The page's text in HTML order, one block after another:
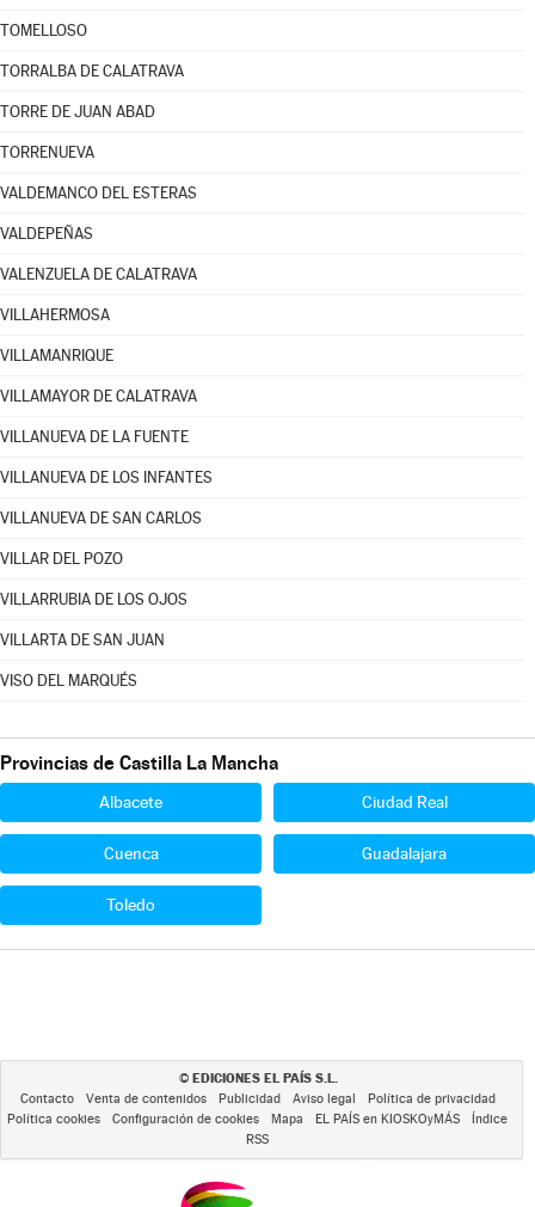
TOMELLOSO
TORRALBA DE CALATRAVA
TORRE DE JUAN ABAD
TORRENUEVA
VALDEMANCO DEL ESTERAS
VALDEPEÑAS
VALENZUELA DE CALATRAVA
VILLAHERMOSA
VILLAMANRIQUE
VILLAMAYOR DE CALATRAVA
VILLANUEVA DE LA FUENTE
VILLANUEVA DE LOS INFANTES
VILLANUEVA DE SAN CARLOS
VILLAR DEL POZO
VILLARRUBIA DE LOS OJOS
VILLARTA DE SAN JUAN
VISO DEL MARQUÉS
Provincias de Castilla La Mancha
Albacete Ciudad Real
Cuenca Guadalajara
Toledo
© EDICIONES EL PAÍS S.L.
Contacto Venta de contenidos Publicidad Aviso legal
Política de privacidad
Política cookies
Configuración de cookies Mapa EL PAÍS en KIOSKOyMÁS
Índice
RSS